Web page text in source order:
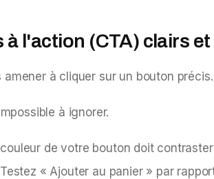
à l'action (CTA) clairs
à cliquer sur un bouton
à ignorer.
de votre bouton doit
Testez « Ajouter au panier » par